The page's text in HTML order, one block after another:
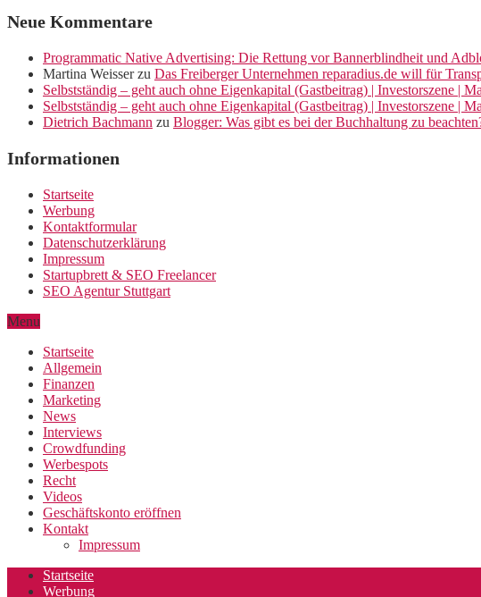
Neue Kommentare
Programmatic Native Advertising: Die Rettung vor Bannerblindheit und
Martina Weisserzu Das Freiberger Unternehmen reparadius.de will für
Selbstständig – geht auch ohne Eigenkapital (Gastbeitrag) | Investorszene |
Selbstständig – geht auch ohne Eigenkapital (Gastbeitrag) | Investorszene |
Dietrich Bachmann zu Blogger: Was gibt es bei der Buchhaltung zu
Informationen
Startseite
Werbung
Kontaktformular
Datenschutzerklärung
Impressum
Startupbrett & SEO Freelancer
SEO Agentur Stuttgart
Menu
Startseite
Allgemein
Finanzen
Marketing
News
Interviews
Crowdfunding
Werbespots
Recht
Videos
Geschäftskonto eröffnen
Kontakt
Impressum
Startseite
Werbung